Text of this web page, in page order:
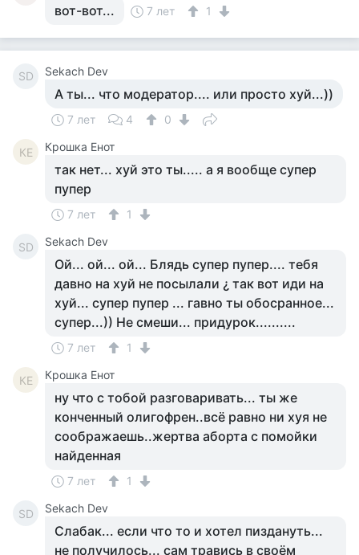
вот-вот... 7 лет 1
SD Sekach Dev
А ты... что модератор.... или просто хуй...))
7 лет 4 0
КЕ Крошка Енот
так нет... хуй это ты..... а я вообще супер
пупер
7 лет 1
SD Sekach Dev
Ой... ой... ой... Блядь супер пупер.... тебя
давно на хуй не посылали ¿ так вот иди на
хуй... супер пупер ... гавно ты обосранное...
супер...)) Не смеши... придурок..........
7 лет 1
КЕ Крошка Енот
ну что с тобой разговаривать... ты же
конченный олигофрен..всё равно ни хуя не
соображаешь..жертва аборта с помойки
найденная
7 лет 1
SD Sekach Dev
Слабак... если что то и хотел пиздануть...
не получилось... сам травись в своём